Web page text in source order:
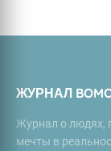
ЖУРНАЛ
Журнал о людях,
мечты в